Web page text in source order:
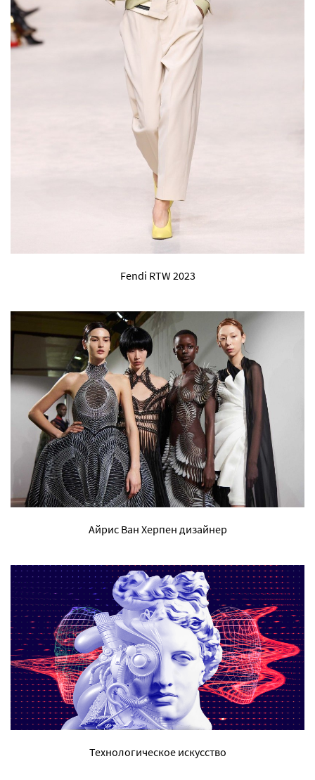
Fendi RTW 2023
Айрис Ван Херпен дизайнер
Технологическое искусство